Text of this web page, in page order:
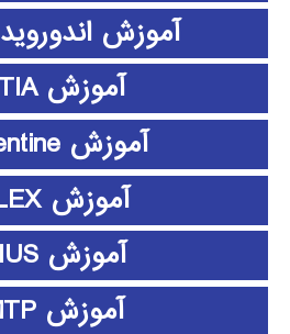
آموزش اندوروید android
آموزش CATIA
آموزش clementine
آموزش CPLEX
آموزش EDIUS
آموزش EMTP